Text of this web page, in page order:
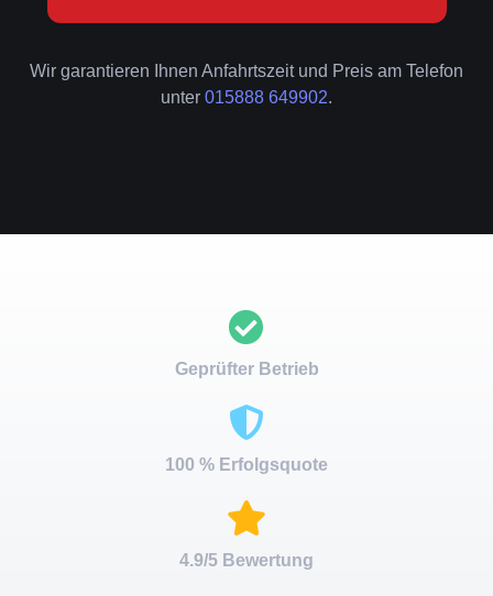
Wir garantieren Ihnen Anfahrtszeit und Preis am Telefon
unter 015888 649902.
Geprüfter Betrieb
100 % Erfolgsquote
4.9/5 Bewertung